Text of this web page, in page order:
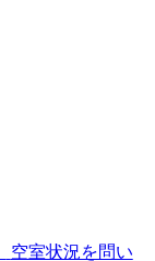
空室状況を問い